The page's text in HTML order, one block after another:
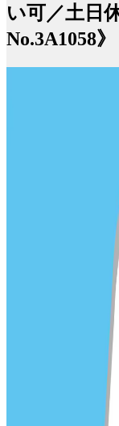
い可／土日
No.3A1058》